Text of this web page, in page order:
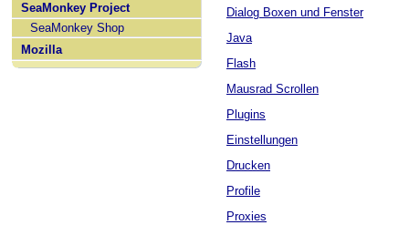
SeaMonkey Project
SeaMonkey Shop
Mozilla
Dialog Boxen und Fenster
Java
Flash
Mausrad Scrollen
Plugins
Einstellungen
Drucken
Profile
Proxies